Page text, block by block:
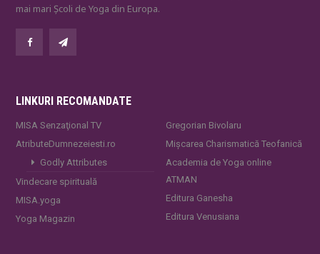
mai mari Școli de Yoga din Europa.
LINKURI RECOMANDATE
MISA Senzaţional TV
AtributeDumnezeiesti.ro
Godly Attributes
Vindecare spirituală
MISA.yoga
Yoga Magazin
Gregorian Bivolaru
Mișcarea Charismatică Teofanică
Academia de Yoga online
ATMAN
Editura Ganesha
Editura Venusiana